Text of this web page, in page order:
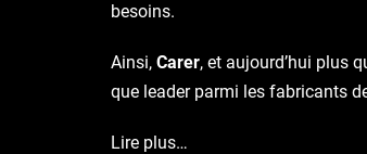
besoins.
Ainsi, Carer, et aujourd’hui plus
que leader parmi les fabricants
Lire plus…